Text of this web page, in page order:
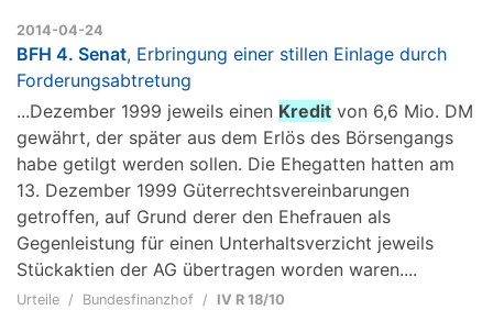
2014-04-24
BFH 4. Senat, Erbringung einer stillen Einlage durch
Forderungsabtretung
...Dezember 1999 jeweils einen Kredit von 6,6 Mio. DM
gewährt, der später aus dem Erlös des Börsengangs
habe getilgt werden sollen. Die Ehegatten hatten am
13. Dezember 1999 Güterrechtsvereinbarungen
getroffen, auf Grund derer den Ehefrauen als
Gegenleistung für einen Unterhaltsverzicht jeweils
Stückaktien der AG übertragen worden waren....
Urteile Bundesfinanzhof IV R 18/10